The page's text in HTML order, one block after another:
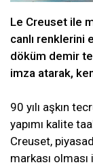
Le Creuset ile
canlı renklerini
döküm demir
imza atarak,
90 yılı aşkın
yapımı kalite
Creuset,
markası